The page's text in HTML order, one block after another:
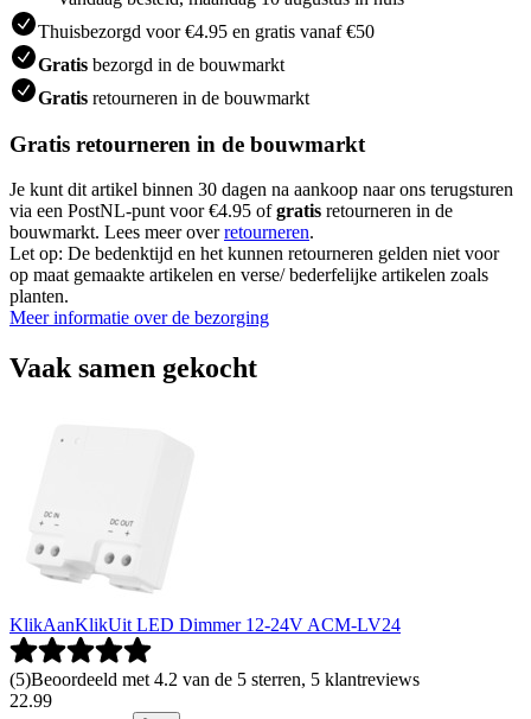
Thuisbezorgd voor €4.95 en gratis vanaf €50
Gratis bezorgd in de bouwmarkt
Gratis retourneren in de bouwmarkt
Gratis retourneren in de bouwmarkt
Je kunt dit artikel binnen 30 dagen na aankoop naar ons terugsturen
via een PostNL-punt voor €4.95 ofgratis retourneren in de
bouwmarkt. Lees meer overretourneren.
Let op: De bedenktijd en het kunnen retourneren gelden niet voor
op maat gemaakte artikelen en verse/ bederfelijke artikelen zoals
planten.
Meer informatie over de bezorging
Vaak samen gekocht
KlikAanKlikUit LED Dimmer 12-24V ACM-LV24
(5)Beoordeeld met 4.2 van de 5 sterren, 5 klantreviews
22.99